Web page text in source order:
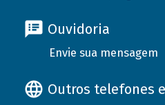
Ouvidoria
Envie sua mensagem
Outros telefones